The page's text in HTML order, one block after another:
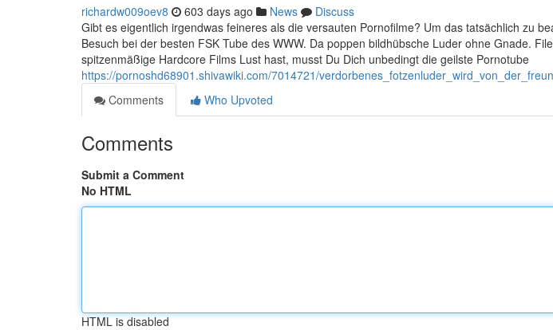
richardw009oev8 603 days ago News
Discuss
Gibt es eigentlich irgendwas feineres als die versauten Pornofilme? Um das tatsächlich zu
Besuch bei der besten FSK Tube des WWW. Da poppen bildhübsche Luder ohne Gnade.
spitzenmäßige Hardcore Films Lust hast, musst Du Dich unbedingt die geilste Pornotube
https://pornoshd68901.shivawiki.com/7014721/
Comments
Who Upvoted
Comments
Submit a Comment
No HTML
HTML is disabled